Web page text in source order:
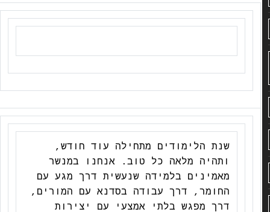
שנת הלימודים מתחילה עוד חודש,
ותהיה מלאה כל טוב. אנחנו במנשר
מאמינים בלמידה שנעשית דרך מגע עם
החומר, דרך עבודה בסדנא עם המורים,
דרך מפגש בלתי אמצעי עם יצירות